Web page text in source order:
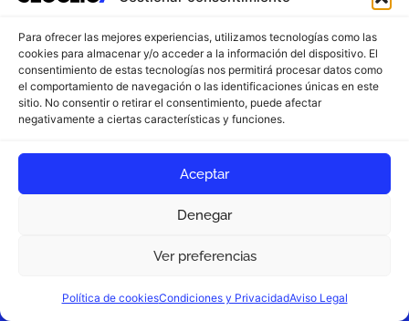
Para ofrecer las mejores experiencias, utilizamos tecnologías como las
cookies para almacenar y/o acceder a la información del dispositivo. El
consentimiento de estas tecnologías nos permitirá procesar datos como
el comportamiento de navegación o las identificaciones únicas en este
sitio. No consentir o retirar el consentimiento, puede afectar
negativamente a ciertas características y funciones.
Aceptar
Denegar
Ver preferencias
Política de cookiesCondiciones y PrivacidadAviso Legal
¿Empezamos?
Apúntate a nuestra Newsletter
Suscríbete a nuestro boletín para disfrutar de
consejos de marketing gratuitos, e ideas de
inspiración.
© 2026 SEOCLIC. Todos los derechos reservados
Política de cookies